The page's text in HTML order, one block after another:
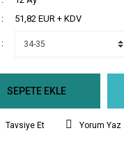
51,82 EUR + KDV
SEPETE EKLE
Tavsiye Et Yorum Yaz